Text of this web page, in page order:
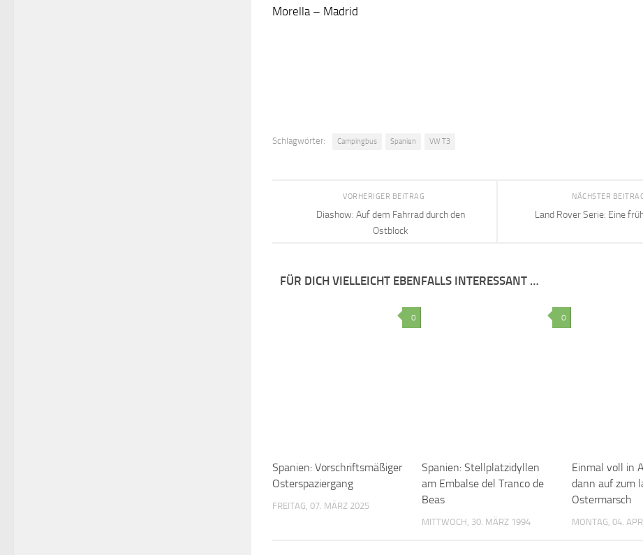
Morella – Madrid
Schlagwörter: Campingbus Spanien VW T3
NÄCHSTER
Land Rover Serie: Eine
VORHERIGER BEITRAG
Diashow: Auf dem Fahrrad durch den
Ostblock
FÜR DICH VIELLEICHT EBENFALLS INTERESSANT …
0
Spanien: Vorschriftsmäßiger
Osterspaziergang
FREITAG, 07. MÄRZ 2025
0
Spanien: Stellplatzidyllen
am Embalse del Tranco de
Beas
MITTWOCH, 30. MÄRZ 1994
Einmal voll in
dann auf zum
Ostermarsch
MONTAG, 04.